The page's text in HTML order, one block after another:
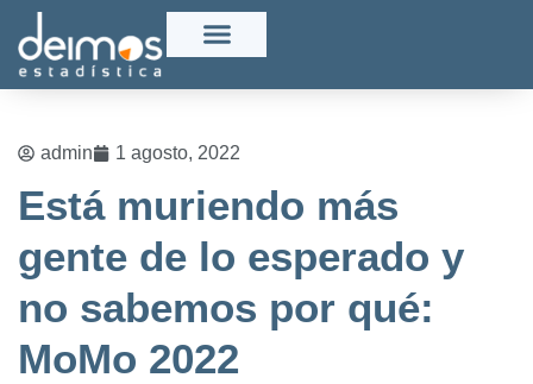
admin 1 agosto, 2022
Está muriendo más
gente de lo esperado y
no sabemos por qué:
MoMo 2022